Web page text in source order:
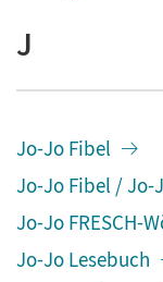
J
Jo-Jo Fibel
Jo-Jo Fibel / Jo-
Jo-Jo FRESCH-
Jo-Jo Lesebuch